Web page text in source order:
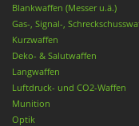
Blankwaffen (Messer u.ä.)
Gas-, Signal-,
Kurzwaffen
Deko- & Salutwaffen
Langwaffen
Luftdruck- und CO2-Waffen
Munition
Optik